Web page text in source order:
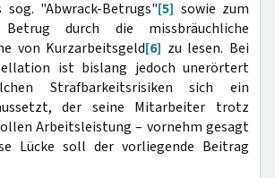
"Abwrack-Betrugs"[5] sowie zum
Betrug durch die missbräuchliche
von Kurzarbeitsgeld[6] zu lesen. Bei
ist bislang jedoch unerörtert
Strafbarkeitsrisiken sich ein
der seine Mitarbeiter trotz
Arbeitsleistung – vornehm gesagt
Lücke soll der vorliegende Beitrag